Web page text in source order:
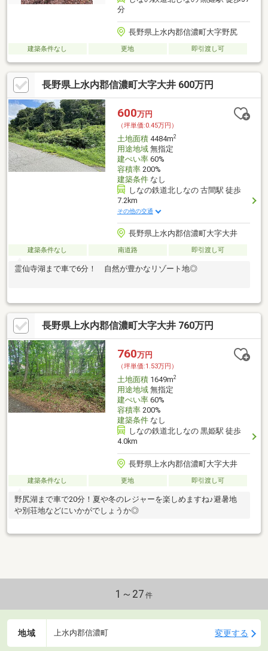
分
長野県上水内郡信濃町大字野尻
建築条件なし 更地 即引渡し可
長野県上水内郡信濃町大字大井 600万円
600万円
（坪単価:0.45万円）
土地面積4484m2
用途地域無指定
建ぺい率60%
容積率200%
建築条件なし
しなの鉄道北しなの 古間駅 徒歩
7.2km
その他の交通
長野県上水内郡信濃町大字大井
建築条件なし 南道路 即引渡し可
霊仙寺湖まで車で6分！ 自然が豊かなリゾート地◎
長野県上水内郡信濃町大字大井 760万円
760万円
（坪単価:1.53万円）
土地面積1649m2
用途地域無指定
建ぺい率60%
容積率200%
建築条件なし
しなの鉄道北しなの 黒姫駅 徒歩
4.0km
長野県上水内郡信濃町大字大井
建築条件なし 更地 即引渡し可
野尻湖まで車で20分！夏や冬のレジャーを楽しめますね♪避暑地
や別荘地などにいかがでしょうか◎
1～27 件
地域 上水内郡信濃町 変更する